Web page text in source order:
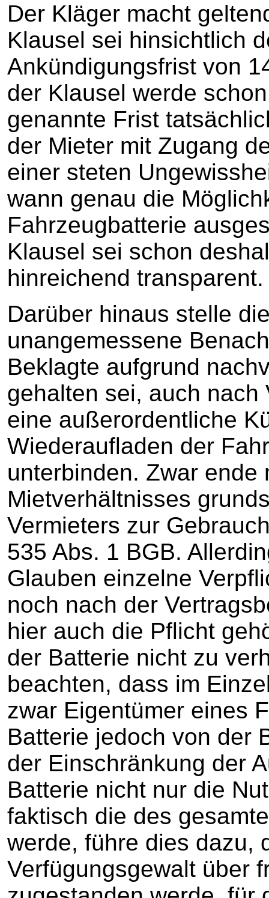
Der Kläger macht
Klausel sei hinsichtlich
Ankündigungsfrist von
der Klausel werde
genannte Frist
der Mieter mit Zugang
einer steten
wann genau die
Fahrzeugbatterie
Klausel sei schon
hinreichend transparent.
Darüber hinaus stelle
unangemessene
Beklagte aufgrund
gehalten sei, auch nach
eine außerordentliche
Wiederaufladen der
unterbinden. Zwar
Mietverhältnisses
Vermieters zur
535 Abs. 1 BGB.
Glauben einzelne
noch nach der
hier auch die Pflicht
der Batterie nicht zu
beachten, dass im
zwar Eigentümer eines
Batterie jedoch von der
der Einschränkung der
Batterie nicht nur die
faktisch die des
werde, führe dies dazu,
Verfügungsgewalt über